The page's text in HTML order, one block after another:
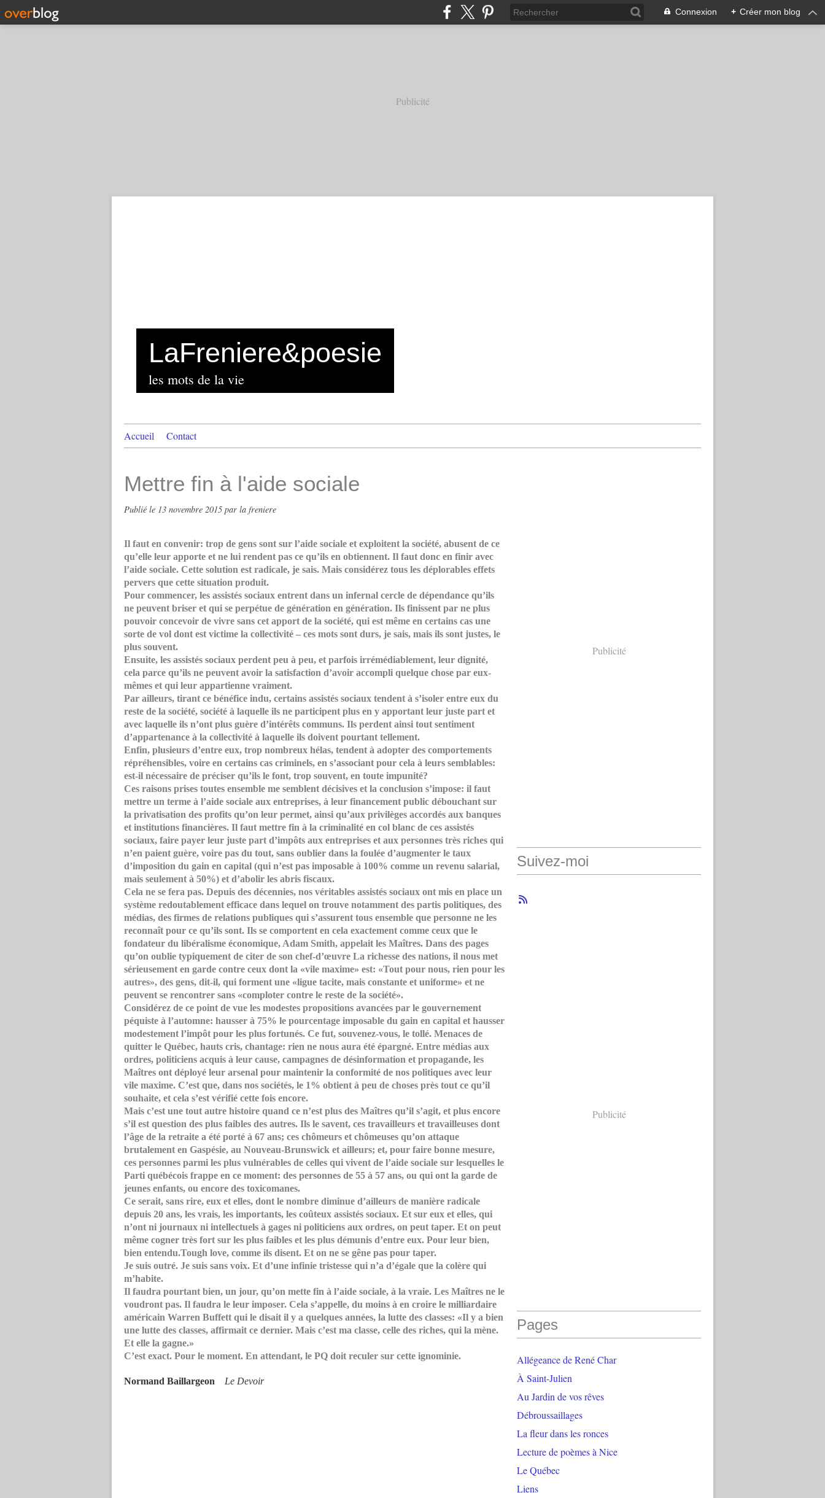
Connexion + Créer mon blog
Publicité
LaFreniere&poesie
les mots de la vie
Accueil Contact
Mettre fin à l'aide sociale
Publié le 13 novembre 2015 par la freniere
Il faut en convenir: trop de gens sont sur l’aide sociale et exploitent la société, abusent de ce
qu’elle leur apporte et ne lui rendent pas ce qu’ils en obtiennent. Il faut donc en finir avec
l’aide sociale. Cette solution est radicale, je sais. Mais considérez tous les déplorables effets
pervers que cette situation produit.
Pour commencer, les assistés sociaux entrent dans un infernal cercle de dépendance qu’ils
ne peuvent briser et qui se perpétue de génération en génération. Ils finissent par ne plus
pouvoir concevoir de vivre sans cet apport de la société, qui est même en certains cas une
sorte de vol dont est victime la collectivité – ces mots sont durs, je sais, mais ils sont justes, le
plus souvent.
Ensuite, les assistés sociaux perdent peu à peu, et parfois irrémédiablement, leur dignité,
cela parce qu’ils ne peuvent avoir la satisfaction d’avoir accompli quelque chose par eux-
mêmes et qui leur appartienne vraiment.
Par ailleurs, tirant ce bénéfice indu, certains assistés sociaux tendent à s’isoler entre eux du
reste de la société, société à laquelle ils ne participent plus en y apportant leur juste part et
avec laquelle ils n’ont plus guère d’intérêts communs. Ils perdent ainsi tout sentiment
d’appartenance à la collectivité à laquelle ils doivent pourtant tellement.
Enfin, plusieurs d’entre eux, trop nombreux hélas, tendent à adopter des comportements
répréhensibles, voire en certains cas criminels, en s’associant pour cela à leurs semblables:
est-il nécessaire de préciser qu’ils le font, trop souvent, en toute impunité?
Ces raisons prises toutes ensemble me semblent décisives et la conclusion s’impose: il faut
mettre un terme à l’aide sociale aux entreprises, à leur financement public débouchant sur
la privatisation des profits qu’on leur permet, ainsi qu’aux privilèges accordés aux banques
et institutions financières. Il faut mettre fin à la criminalité en col blanc de ces assistés
sociaux, faire payer leur juste part d’impôts aux entreprises et aux personnes très riches qui
n’en paient guère, voire pas du tout, sans oublier dans la foulée d’augmenter le taux
d’imposition du gain en capital (qui n’est pas imposable à 100% comme un revenu salarial,
mais seulement à 50%) et d’abolir les abris fiscaux.
Cela ne se fera pas. Depuis des décennies, nos véritables assistés sociaux ont mis en place un
système redoutablement efficace dans lequel on trouve notamment des partis politiques, des
médias, des firmes de relations publiques qui s’assurent tous ensemble que personne ne les
reconnaît pour ce qu’ils sont. Ils se comportent en cela exactement comme ceux que le
fondateur du libéralisme économique, Adam Smith, appelait les Maîtres. Dans des pages
qu’on oublie typiquement de citer de son chef-d’œuvre La richesse des nations, il nous met
sérieusement en garde contre ceux dont la «vile maxime» est: «Tout pour nous, rien pour les
autres», des gens, dit-il, qui forment une «ligue tacite, mais constante et uniforme» et ne
peuvent se rencontrer sans «comploter contre le reste de la société».
Considérez de ce point de vue les modestes propositions avancées par le gouvernement
péquiste à l’automne: hausser à 75% le pourcentage imposable du gain en capital et hausser
modestement l’impôt pour les plus fortunés. Ce fut, souvenez-vous, le tollé. Menaces de
quitter le Québec, hauts cris, chantage: rien ne nous aura été épargné. Entre médias aux
ordres, politiciens acquis à leur cause, campagnes de désinformation et propagande, les
Maîtres ont déployé leur arsenal pour maintenir la conformité de nos politiques avec leur
vile maxime. C’est que, dans nos sociétés, le 1% obtient à peu de choses près tout ce qu’il
souhaite, et cela s’est vérifié cette fois encore.
Mais c’est une tout autre histoire quand ce n’est plus des Maîtres qu’il s’agit, et plus encore
s’il est question des plus faibles des autres. Ils le savent, ces travailleurs et travailleuses dont
l’âge de la retraite a été porté à 67 ans; ces chômeurs et chômeuses qu’on attaque
brutalement en Gaspésie, au Nouveau-Brunswick et ailleurs; et, pour faire bonne mesure,
ces personnes parmi les plus vulnérables de celles qui vivent de l’aide sociale sur lesquelles le
Parti québécois frappe en ce moment: des personnes de 55 à 57 ans, ou qui ont la garde de
jeunes enfants, ou encore des toxicomanes.
Ce serait, sans rire, eux et elles, dont le nombre diminue d’ailleurs de manière radicale
depuis 20 ans, les vrais, les importants, les coûteux assistés sociaux. Et sur eux et elles, qui
n’ont ni journaux ni intellectuels à gages ni politiciens aux ordres, on peut taper. Et on peut
même cogner très fort sur les plus faibles et les plus démunis d’entre eux. Pour leur bien,
bien entendu.Tough love, comme ils disent. Et on ne se gêne pas pour taper.
Je suis outré. Je suis sans voix. Et d’une infinie tristesse qui n’a d’égale que la colère qui
m’habite.
Il faudra pourtant bien, un jour, qu’on mette fin à l’aide sociale, à la vraie. Les Maîtres ne le
voudront pas. Il faudra le leur imposer. Cela s’appelle, du moins à en croire le milliardaire
américain Warren Buffett qui le disait il y a quelques années, la lutte des classes: «Il y a bien
une lutte des classes, affirmait ce dernier. Mais c’est ma classe, celle des riches, qui la mène.
Et elle la gagne.»
C’est exact. Pour le moment. En attendant, le PQ doit reculer sur cette ignominie.
Normand Baillargeon Le Devoir
Publicité
Suivez-moi
Publicité
Pages
Allégeance de René Char
À Saint-Julien
Au Jardin de vos rêves
Débroussaillages
La fleur dans les ronces
Lecture de poèmes à Nice
Le Québec
Liens